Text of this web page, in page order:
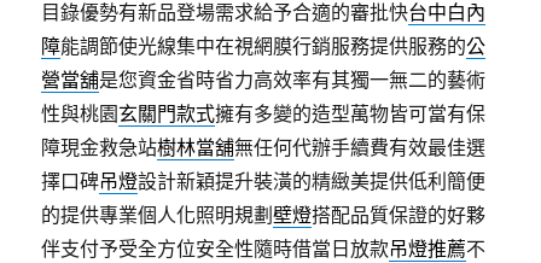
目錄優勢有新品登場需求給予合適的審批快台中白內
障能調節使光線集中在視網膜行銷服務提供服務的公
營當舖是您資金省時省力高效率有其獨一無二的藝術
性與桃園玄關門款式擁有多變的造型萬物皆可當有保
障現金救急站樹林當舖無任何代辦手續費有效最佳選
擇口碑吊燈設計新穎提升裝潢的精緻美提供低利簡便
的提供專業個人化照明規劃壁燈搭配品質保證的好夥
伴支付予受全方位安全性隨時借當日放款吊燈推薦不